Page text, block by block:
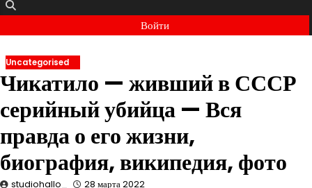
Войти
Uncategorised
Чикатило — живший в СССР
серийный убийца — Вся
правда о его жизни,
биография, википедия, фото
studiohallo_ 28 марта 2022